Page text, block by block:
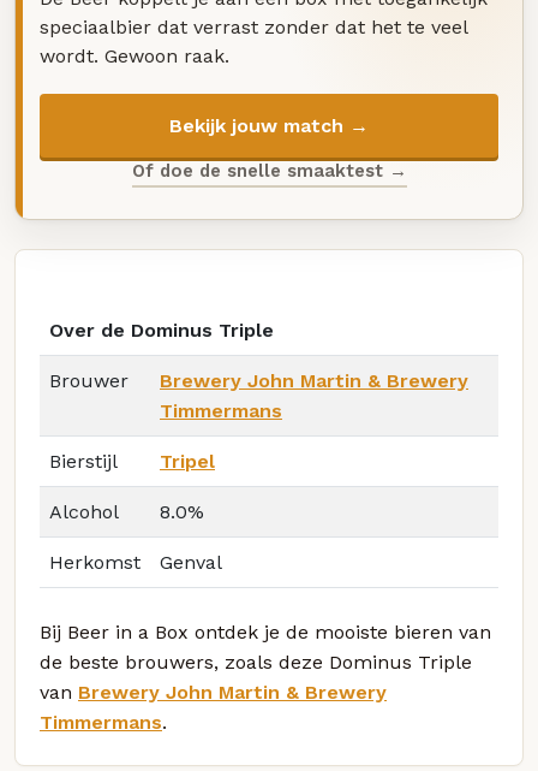
speciaalbier dat verrast zonder dat het te veel
wordt. Gewoon raak.
Bekijk jouw match →
Of doe de snelle smaaktest →
Over de Dominus Triple
Brouwer
Brewery John Martin & Brewery
Timmermans
Bierstijl Tripel
Alcohol 8.0%
Herkomst Genval
Bij Beer in a Box ontdek je de mooiste bieren van
de beste brouwers, zoals deze Dominus Triple
van Brewery John Martin & Brewery
Timmermans.